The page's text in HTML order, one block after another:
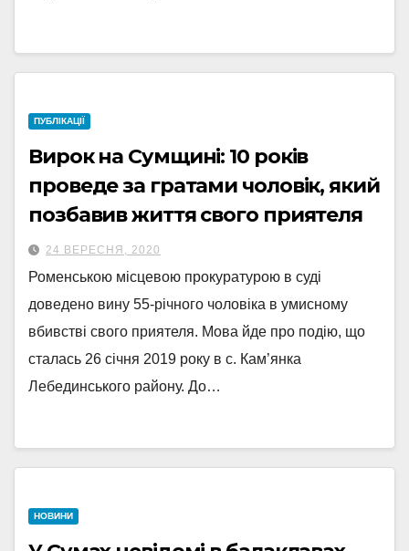
ПУБЛІКАЦІЇ
Вирок на Сумщині: 10 років
проведе за гратами чоловік, який
позбавив життя свого приятеля
24 ВЕРЕСНЯ, 2020
Роменською місцевою прокуратурою в суді
доведено вину 55-річного чоловіка в умисному
вбивстві свого приятеля. Мова йде про подію, що
сталась 26 січня 2019 року в с. Кам’янка
Лебединського району. До…
НОВИНИ